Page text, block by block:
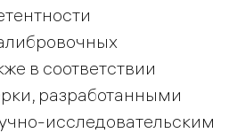
в соответствии
разработанными
исследовательским